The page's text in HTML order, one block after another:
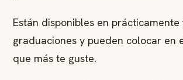
Están disponibles en
graduaciones y pueden colocar en
que más te guste.